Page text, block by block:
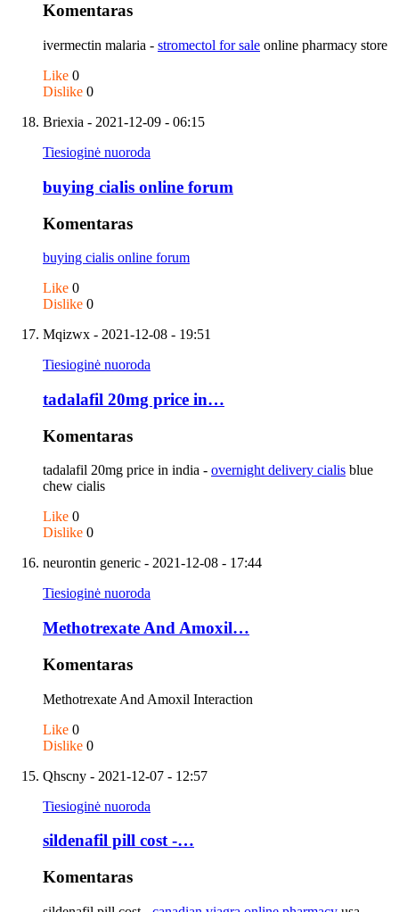
Komentaras
ivermectin malaria - stromectol for sale online pharmacy store
Like 0
Dislike 0
Briexia - 2021-12-09 - 06:15
Tiesioginė nuoroda
buying cialis online forum
Komentaras
buying cialis online forum
Like 0
Dislike 0
Mqizwx - 2021-12-08 - 19:51
Tiesioginė nuoroda
tadalafil 20mg price in…
Komentaras
tadalafil 20mg price in india - overnight delivery cialis blue
chew cialis
Like 0
Dislike 0
neurontin generic - 2021-12-08 - 17:44
Tiesioginė nuoroda
Methotrexate And Amoxil…
Komentaras
Methotrexate And Amoxil Interaction
Like 0
Dislike 0
Qhscny - 2021-12-07 - 12:57
Tiesioginė nuoroda
sildenafil pill cost -…
Komentaras